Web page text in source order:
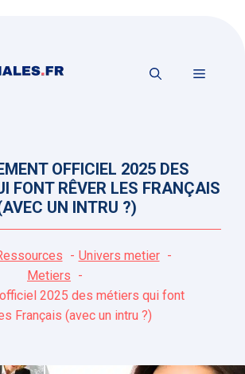
MENU
OFFICIEL 2025 DES
FONT RÊVER LES FRANÇAIS
UN INTRU ?)
Univers metier
Metiers
2025 des métiers qui font
Français (avec un intru ?)